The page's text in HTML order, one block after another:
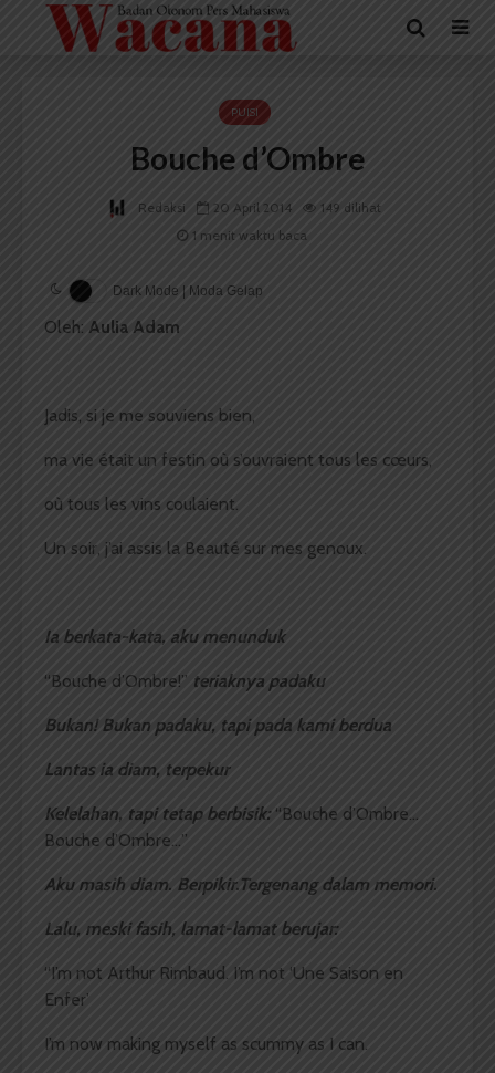
PUISI
Bouche d’Ombre
Redaksi 20 April 2014
149 dilihat
1 menit waktu baca
Dark Mode | Moda Gelap
Oleh: Aulia Adam
Jadis, si je me souviens bien,
ma vie était un festin où s’ouvraient tous les cœurs,
où tous les vins coulaient.
Un soir, j’ai assis la Beauté sur mes genoux.
Ia berkata-kata, aku menunduk
“Bouche d’Ombre!” teriaknya padaku
Bukan! Bukan padaku, tapi pada kami berdua
Lantas ia diam, terpekur
Kelelahan, tapi tetap berbisik: “Bouche d’Ombre…
Bouche d’Ombre…”
Aku masih diam. Berpikir.Tergenang dalam memori.
Lalu, meski fasih, lamat-lamat berujar:
“I’m not Arthur Rimbaud. I’m not ‘Une Saison en
Enfer’
I’m now making myself as scummy as I can.